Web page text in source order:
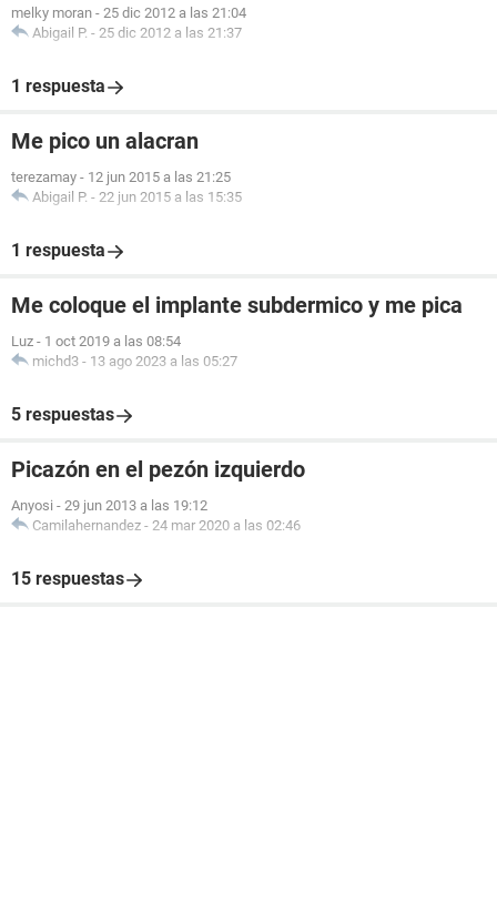
melky moran - 25 dic 2012 a las 21:04
Abigail P. - 25 dic 2012 a las 21:37
1 respuesta
Me pico un alacran
terezamay - 12 jun 2015 a las 21:25
Abigail P. - 22 jun 2015 a las 15:35
1 respuesta
Me coloque el implante subdermico y me pica
Luz - 1 oct 2019 a las 08:54
michd3 - 13 ago 2023 a las 05:27
5 respuestas
Picazón en el pezón izquierdo
Anyosi - 29 jun 2013 a las 19:12
Camilahernandez - 24 mar 2020 a las 02:46
15 respuestas